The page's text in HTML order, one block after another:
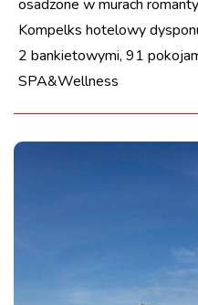
osadzone w murach
Kompelks hotelowy
2 bankietowymi, 91
SPA&Wellness